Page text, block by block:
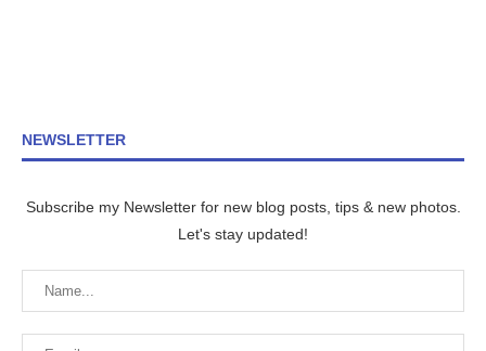
NEWSLETTER
Subscribe my Newsletter for new blog posts, tips & new photos.
Let's stay updated!